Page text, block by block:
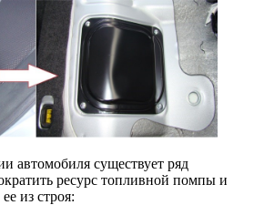
автомобиля существует ряд
ресурс топливной помпы и
из строя: